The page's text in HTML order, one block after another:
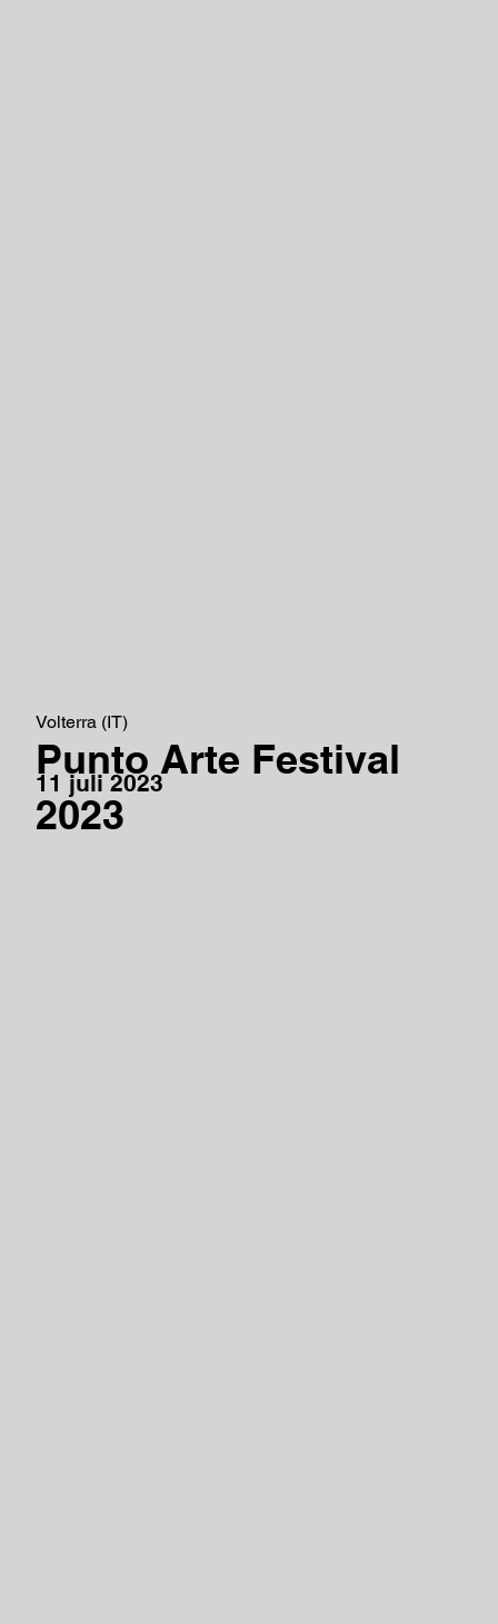
Volterra (IT)
11 juli 2023
Punto Arte Festival
2023